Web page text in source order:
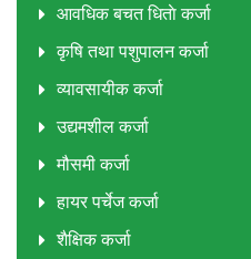
आवधिक बचत धिताे कर्जा
कृषि तथा पशुपालन कर्जा
व्यावसायीक कर्जा
उद्यमशील कर्जा
मौसमी कर्जा
हायर पर्चेज कर्जा
शैक्षिक कर्जा